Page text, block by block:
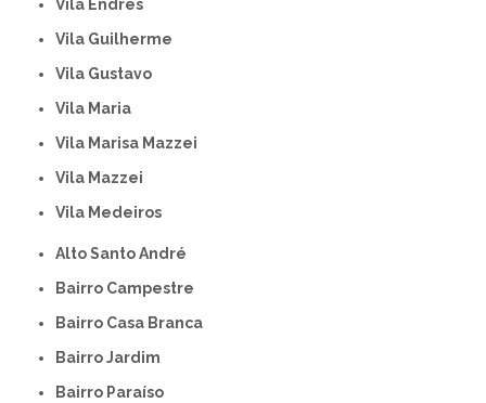
Vila Endres
Vila Guilherme
Vila Gustavo
Vila Maria
Vila Marisa Mazzei
Vila Mazzei
Vila Medeiros
Alto Santo André
Bairro Campestre
Bairro Casa Branca
Bairro Jardim
Bairro Paraíso